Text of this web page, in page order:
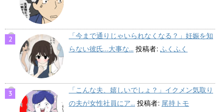
「今まで通りじゃいられなくなる？」妊娠を知
らない彼氏…大事な... 投稿者: ふくふく
「こんな夫、嬉しいでしょ？」イクメン気取り
の夫が女性社員にア... 投稿者: 尾持トモ